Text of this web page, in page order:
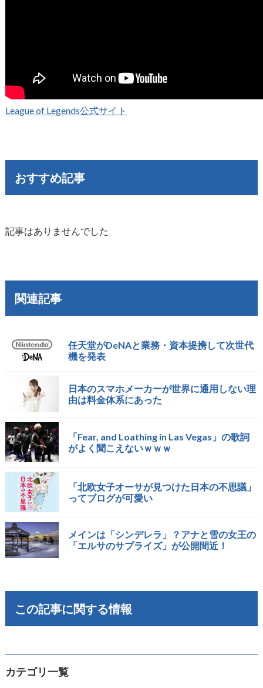
League of Legends公式サイト
おすすめ記事
記事はありませんでした
関連記事
任天堂がDeNAと業務・資本提携して次世代
機を発表
日本のスマホメーカーが世界に通用しない理
由は料金体系にあった
「Fear, and Loathing in Las Vegas」の歌詞
がよく聞こえないｗｗｗ
「北欧女子オーサが見つけた日本の不思議」
ってブログが可愛い
メインは「シンデレラ」？アナと雪の女王の
「エルサのサプライズ」が公開間近！
この記事に関する情報
カテゴリ一覧